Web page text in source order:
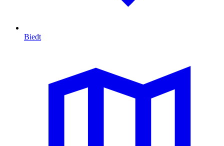
Biedt